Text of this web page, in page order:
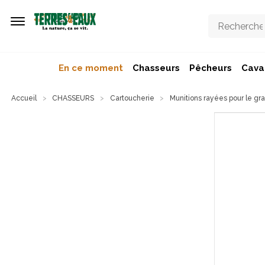
En ce moment Chasseurs Pêcheurs
Accueil CHASSEURS Cartoucherie Munitions rayées pour le